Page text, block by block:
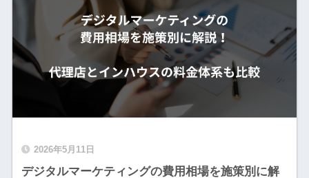
2026年5月11日
デジタルマーケティングの費用相場を施策別に解